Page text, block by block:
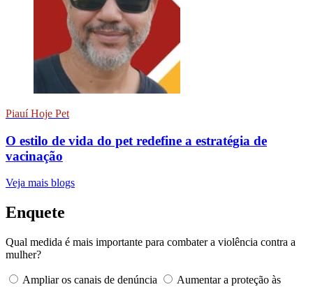
Piauí Hoje Pet
O estilo de vida do pet redefine a estratégia de
vacinação
Veja mais blogs
Enquete
Qual medida é mais importante para combater a violência contra a
mulher?
Ampliar os canais de denúncia
Aumentar a proteção às